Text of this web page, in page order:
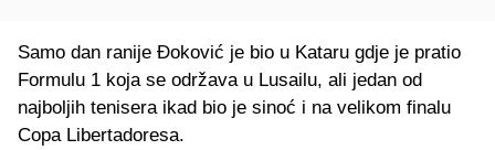
Samo dan ranije Đoković je bio u Kataru gdje je pratio
Formulu 1 koja se održava u Lusailu, ali jedan od
najboljih tenisera ikad bio je sinoć i na velikom finalu
Copa Libertadoresa.